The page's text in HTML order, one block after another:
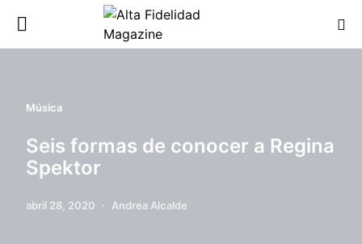
Música
Seis formas de conocer a Regina
Spektor
abril 28, 2020 Andrea Alcalde